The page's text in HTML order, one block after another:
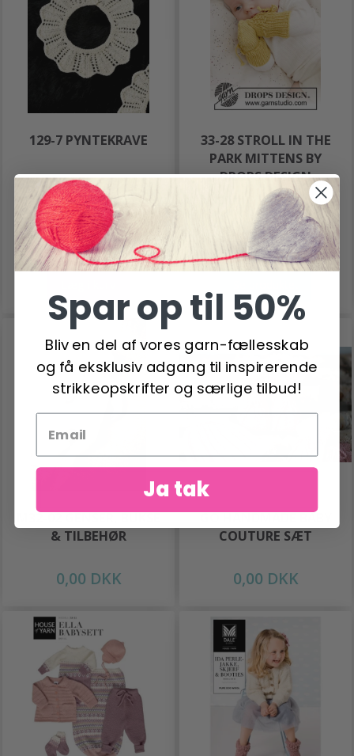
129-7 PYNTEKRAVE
120,85 DKK
Antal
33-28 STROLL IN THE
PARK MITTENS BY
DROPS DESIGN
156,85 DKK
M32-02 GENSER, BUKSE
& TILBEHØR
0,00 DKK
GO HANDMADE BABY
COUTURE SÆT
0,00 DKK
Spar op til 50%
Bliv en del af vores garn-fællesskab
og få eksklusiv adgang til inspirerende
strikkeopskrifter og særlige tilbud!
Ja tak